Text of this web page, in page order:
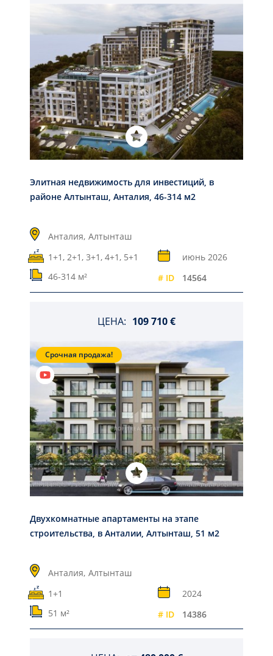
Элитная недвижимость для инвестиций, в
районе Алтынташ, Анталия, 46-314 м2
Анталия, Алтынташ
1+1, 2+1, 3+1, 4+1, 5+1
июнь 2026
46-314 м²
# ID 14564
ЦЕНА: 109 710 €
Срочная продажа!
Двухкомнатные апартаменты на этапе
строительства, в Анталии, Алтынташ, 51 м2
Анталия, Алтынташ
1+1
2024
51 м²
# ID 14386